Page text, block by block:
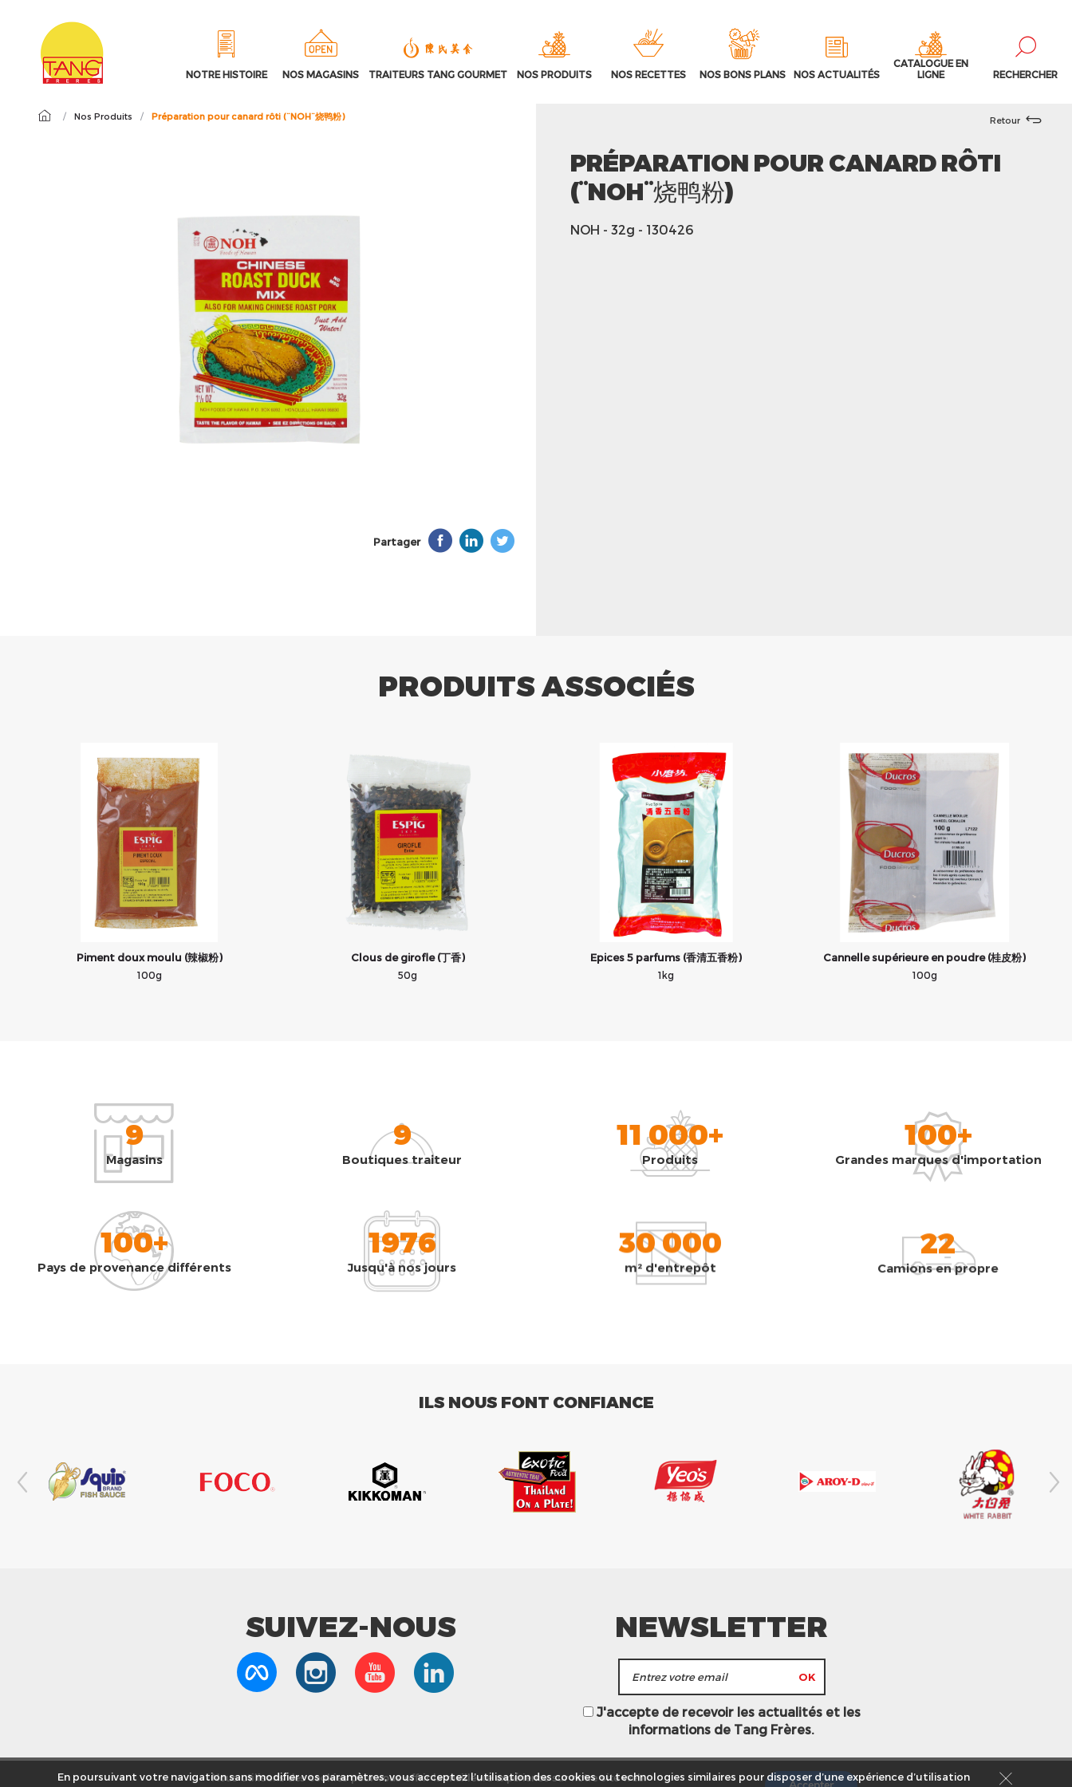
NOTRE HISTOIRE NOS MAGASINS TRAITEURS TANG GOURMET NOS PRODUITS NOS RECETTES NOS BONS PLANS NOS ACTUALITÉS
CATALOGUE EN
LIGNE
RECHERCHER
/ Nos Produits / Préparation pour canard rôti (¨NOH¨烧鸭粉)
Partager
Retour
PRÉPARATION POUR CANARD RÔTI
(¨NOH¨烧鸭粉)
NOH - 32g - 130426
PRODUITS ASSOCIÉS
Piment doux moulu (辣椒粉)
100g
Clous de girofle (丁香)
50g
Epices 5 parfums (香清五香粉)
1kg
Cannelle supérieure en poudre (桂皮粉)
100g
9
Magasins
9
Boutiques traiteur
11 000+
Produits
100+
Grandes marques d'importation
100+
Pays de provenance différents
1976
Jusqu'à nos jours
30 000
m² d'entrepôt
22
Camions en propre
ILS NOUS FONT CONFIANCE
SUIVEZ-NOUS NEWSLETTER
J'accepte de recevoir les actualités et les
informations de Tang Frères.
En poursuivant votre navigation sans modifier vos paramètres, vous acceptez l’utilisation des cookies ou technologies similaires pour disposer d’une expérience d’utilisation
Nous utilisons des cookies pour vous offrir la meilleure expérience sur notre site web.